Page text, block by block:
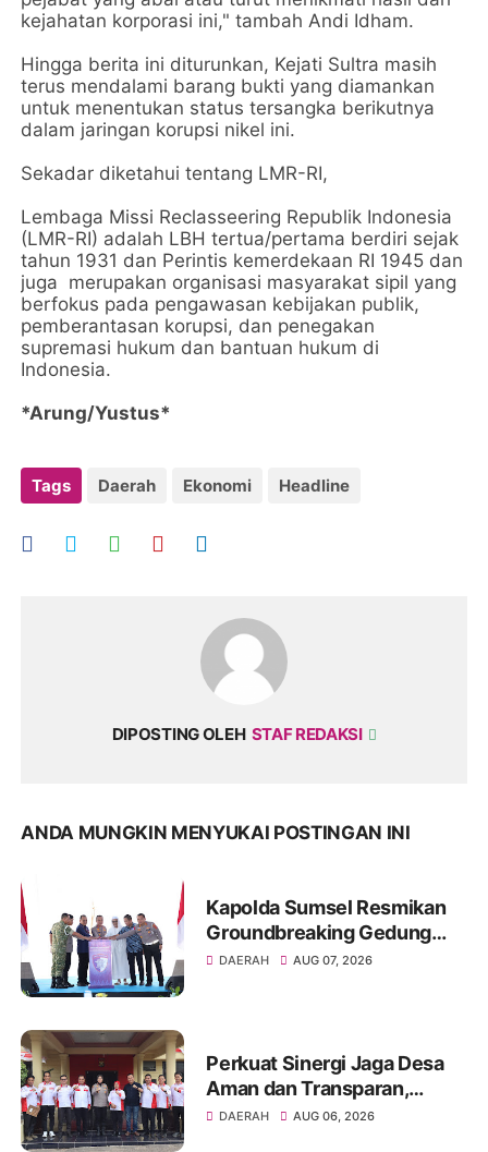
kejahatan korporasi ini," tambah Andi Idham.
Hingga berita ini diturunkan, Kejati Sultra masih
terus mendalami barang bukti yang diamankan
untuk menentukan status tersangka berikutnya
dalam jaringan korupsi nikel ini.
Sekadar diketahui tentang LMR-RI,
Lembaga Missi Reclasseering Republik Indonesia
(LMR-RI) adalah LBH tertua/pertama berdiri sejak
tahun 1931 dan Perintis kemerdekaan RI 1945 dan
juga merupakan organisasi masyarakat sipil yang
berfokus pada pengawasan kebijakan publik,
pemberantasan korupsi, dan penegakan
supremasi hukum dan bantuan hukum di
Indonesia.
*Arung/Yustus*
Tags Daerah Ekonomi Headline
DIPOSTING OLEH STAF REDAKSI
ANDA MUNGKIN MENYUKAI POSTINGAN INI
Kapolda Sumsel Resmikan
Groundbreaking Gedung
Pelayanan BPKB Prototype
DAERAH AUG 07, 2026
Perkuat Sinergi Jaga Desa
Aman dan Transparan,
Kapolres Ogan Ilir Terima
DAERAH AUG 06, 2026